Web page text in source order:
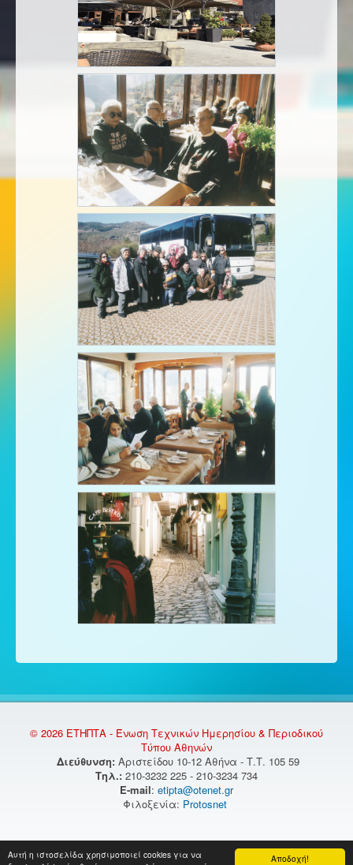
Αποδοχή!
Αυτή η ιστοσελίδα χρησιμοποιεί cookies για να
© 2026 ΕΤΗΠΤΑ - Ένωση Τεχνικών Ημερησίου & Περιοδικού
Τύπου Αθηνών
Διεύθυνση: Αριστείδου 10-12 Αθήνα - Τ.Τ. 105 59
Τηλ.: 210-3232 225 - 210-3234 734
E-mail: etipta@otenet.gr
Φιλοξενία: Protosnet